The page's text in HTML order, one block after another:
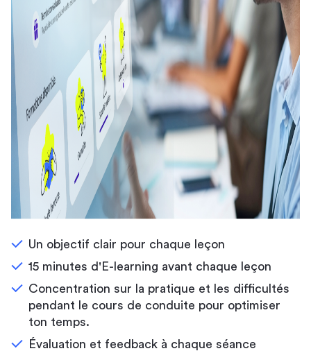
Un objectif clair pour chaque leçon
15 minutes d'E-learning avant chaque leçon
Concentration sur la pratique et les difficultés
pendant le cours de conduite pour optimiser
ton temps.
Évaluation et feedback à chaque séance